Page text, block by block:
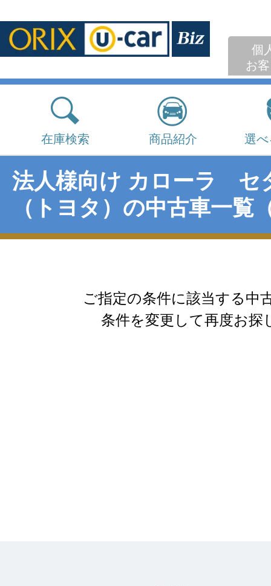
個
お
在庫検索 商品紹介 選
法人様向け カローラ セ
（トヨタ）の中古車一覧
ご指定の条件に該当する中
条件を変更して再度お探